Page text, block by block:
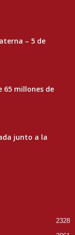
– 5 de
65 millones de
junto a la
2328